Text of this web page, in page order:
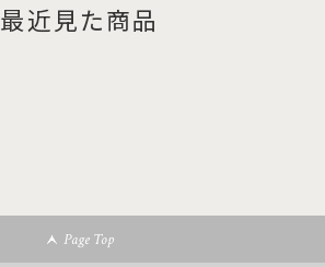
最近見た商品
Page Top